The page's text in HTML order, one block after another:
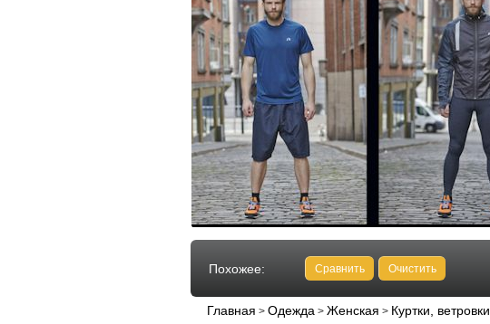
Похожее: Сравнить Очистить
Главная > Одежда> Женская > Куртки, ветровки